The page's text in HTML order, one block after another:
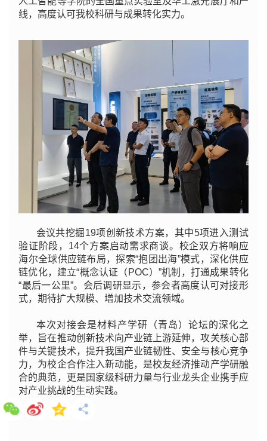
线，高度认可我校科研与成果转化实力。
会议共挖掘19项创新技术方案，其中5项进入测试
验证阶段，14个方案启动需求商谈。校企双方将响应
海尔全球供应链布局，探索“抱团出海”模式，深化供应
链优化，建立“概念认证（POC）”机制，打通成果转化
“最后一公里”。会后调研显示，参会者高度认可对接形
式，期待扩大规模、增加技术交流领域。
本次对接会是材料产学研（青岛）论坛的深化之
举，旨在推动创新技术向产业链上游延伸，攻关核心部
件与关键技术，提升我国产业链韧性、安全与核心竞争
力，为校企合作注入新动能，是校友经济推动产学研融
合的典范，更是国家级科研力量与行业龙头企业携手应
对产业挑战的生动实践。